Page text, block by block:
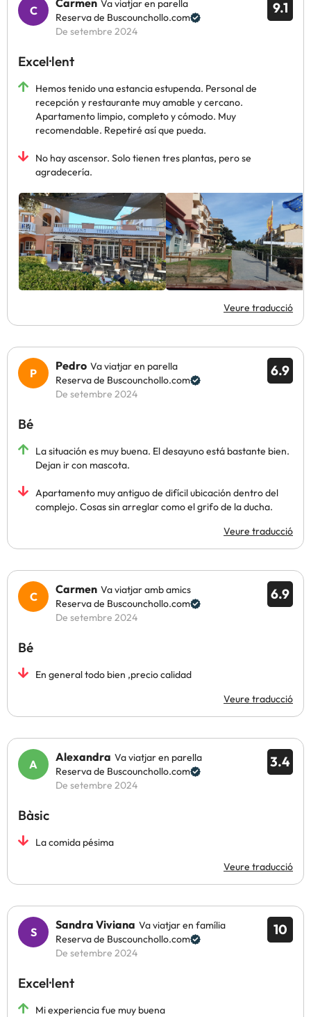
9.1
Carmen Va viatjar en parella
Reserva de Buscounchollo.com
De setembre 2024
Excel·lent
Hemos tenido una estancia estupenda. Personal de
recepción y restaurante muy amable y cercano.
Apartamento limpio, completo y cómodo. Muy
recomendable. Repetiré así que pueda.
No hay ascensor. Solo tienen tres plantas, pero se
agradecería.
Veure traducció
6.9
Pedro Va viatjar en parella
Reserva de Buscounchollo.com
De setembre 2024
Bé
La situación es muy buena. El desayuno está bastante bien.
Dejan ir con mascota.
Apartamento muy antiguo de difícil ubicación dentro del
complejo. Cosas sin arreglar como el grifo de la ducha.
Veure traducció
6.9
Carmen Va viatjar amb amics
Reserva de Buscounchollo.com
De setembre 2024
Bé
En general todo bien ,precio calidad
Veure traducció
3.4
Alexandra Va viatjar en parella
Reserva de Buscounchollo.com
De setembre 2024
Bàsic
La comida pésima
Veure traducció
10
Sandra Viviana Va viatjar en família
Reserva de Buscounchollo.com
De setembre 2024
Excel·lent
Mi experiencia fue muy buena